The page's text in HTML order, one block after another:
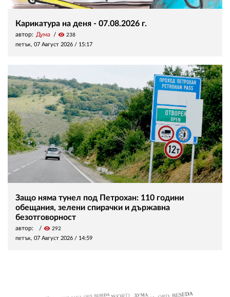
Карикатура на деня - 07.08.2026 г.
автор: Дума visibility 238
петък, 07 Август 2026 / 15:17
Защо няма тунел под Петрохан: 110 години
обещания, зелени спирачки и държавна
безотговорност
автор: visibility 292
петък, 07 Август 2026 / 14:59